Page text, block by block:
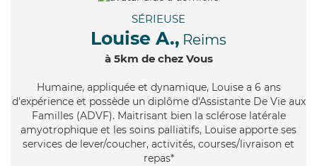
SÉRIEUSE
Louise A., Reims
à 5km de chez Vous
Humaine, appliquée et dynamique, Louise a 6 ans
d'expérience et possède un diplôme d'Assistante De Vie aux
Familles (ADVF). Maitrisant bien la sclérose latérale
amyotrophique et les soins palliatifs, Louise apporte ses
services de lever/coucher, activités, courses/livraison et
repas*